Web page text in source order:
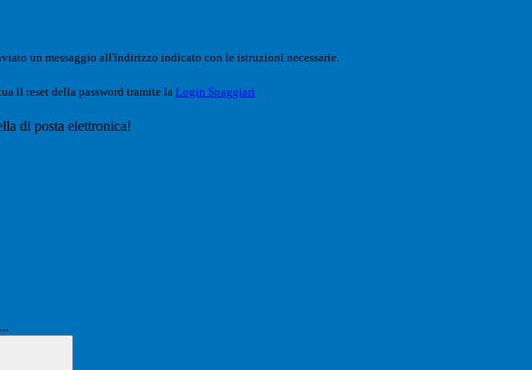
un messaggio all'indirizzo indicato con le istruzioni necessarie.
il reset della password tramite la Login Spaggiari
di posta elettronica!